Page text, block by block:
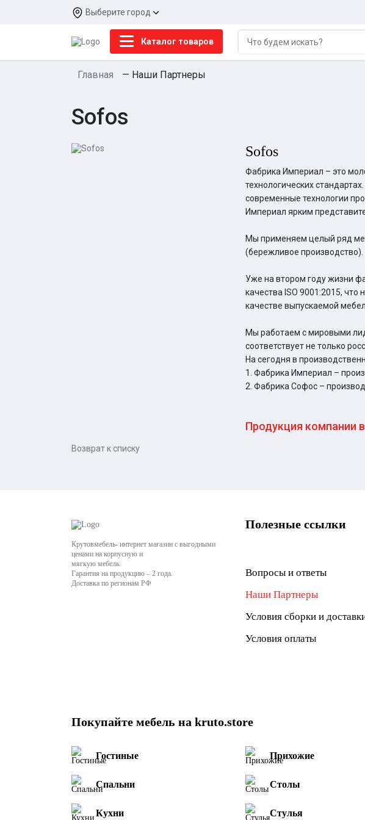
Выберите город
Каталог товаров
Главная — Наши Партнеры
Sofos
Sofos
Фабрика Империал – это
технологических
современные технологии
Империал ярким
Мы применяем целый ряд
(бережливое производство).
Уже на втором году жизни
качества ISO 9001:2015,
качестве выпускаемой
Мы работаем с мировыми
соответствует не только
На сегодня в
1. Фабрика Империал –
2. Фабрика Софос –
Продукция компании
Возврат к списку
Крутовмебель- интернет магазин с выгодными
ценами на корпусную и
мягкую мебель.
Гарантия на продукцию – 2 года.
Доставка по регионам РФ
Полезные ссылки
Вопросы и ответы
Наши Партнеры
Условия сборки и
Условия оплаты
Покупайте мебель на kruto.store
Гостиные
Спальни
Кухни
Прихожие
Столы
Стулья